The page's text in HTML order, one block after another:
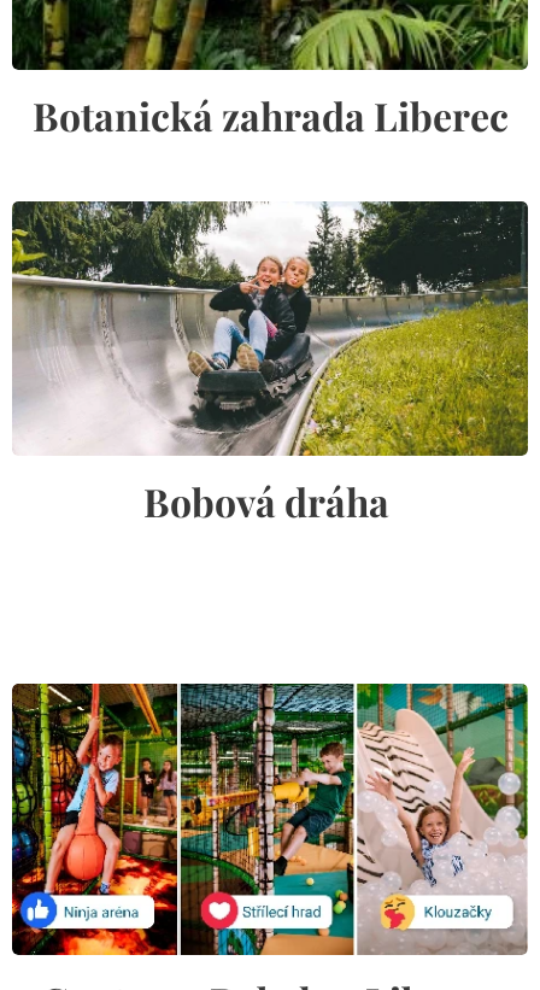
Botanická zahrada Liberec
Bobová dráha